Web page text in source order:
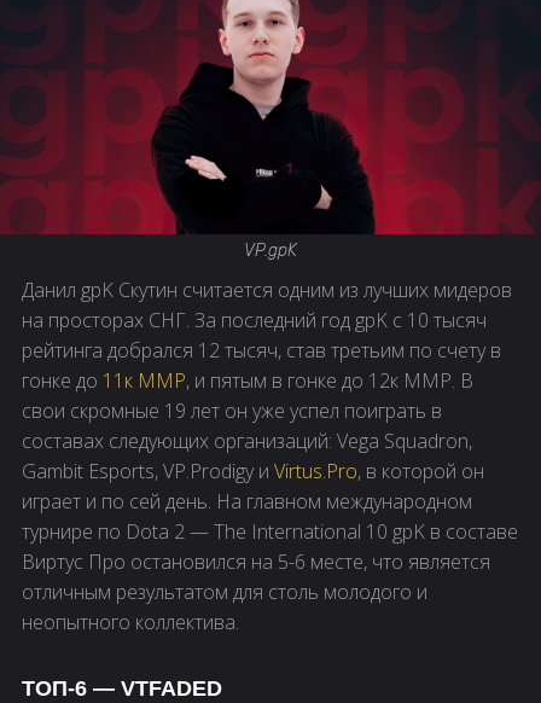
VP.gpK
Данил gpK Скутин считается одним из лучших мидеров
на просторах СНГ. За последний год gpK с 10 тысяч
рейтинга добрался 12 тысяч, став третьим по счету в
гонке до 11к ММР, и пятым в гонке до 12к ММР. В
свои скромные 19 лет он уже успел поиграть в
составах следующих организаций: Vega Squadron,
Gambit Esports, VP.Prodigy и Virtus.Pro, в которой он
играет и по сей день. На главном международном
турнире по Dota 2 — The International 10 gpK в составе
Виртус Про остановился на 5-6 месте, что является
отличным результатом для столь молодого и
неопытного коллектива.
ТОП-6 — VTFADED